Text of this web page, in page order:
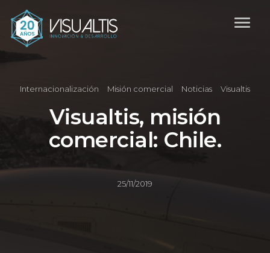
Internacionalización Misión comercial Noticias Visualtis
Visualtis, misión
comercial: Chile.
25/11/2019